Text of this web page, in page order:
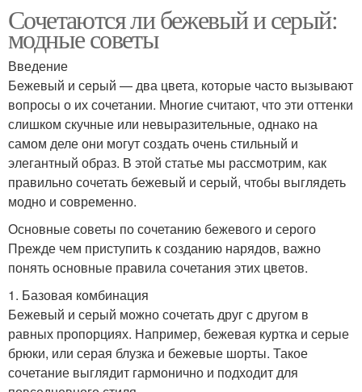
Сочетаются ли бежевый и серый:
модные советы
Введение
Бежевый и серый — два цвета, которые часто вызывают
вопросы о их сочетании. Многие считают, что эти оттенки
слишком скучные или невыразительные, однако на
самом деле они могут создать очень стильный и
элегантный образ. В этой статье мы рассмотрим, как
правильно сочетать бежевый и серый, чтобы выглядеть
модно и современно.
Основные советы по сочетанию бежевого и серого
Прежде чем приступить к созданию нарядов, важно
понять основные правила сочетания этих цветов.
1. Базовая комбинация
Бежевый и серый можно сочетать друг с другом в
равных пропорциях. Например, бежевая куртка и серые
брюки, или серая блузка и бежевые шорты. Такое
сочетание выглядит гармонично и подходит для